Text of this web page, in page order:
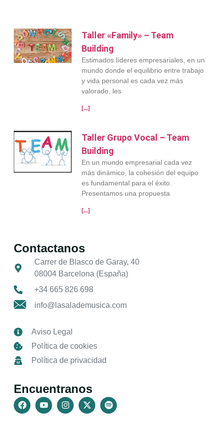
Taller «Family» – Team
Building
Estimados líderes empresariales, en un
mundo donde el equilibrio entre trabajo
y vida personal es cada vez más
valorado, les
[...]
Taller Grupo Vocal – Team
Building
En un mundo empresarial cada vez
más dinámico, la cohesión del equipo
es fundamental para el éxito.
Presentamos una propuesta
[...]
Contactanos
Carrer de Blasco de Garay, 40
08004 Barcelona (España)
+34 665 826 698
info@lasalademusica.com
Aviso Legal
Política de cookies
Política de privacidad
Encuentranos